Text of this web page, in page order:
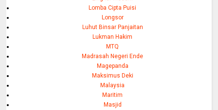
Lomba Cipta Puisi
Longsor
Luhut Binsar Panjaitan
Lukman Hakim
MTQ
Madrasah Negeri Ende
Magepanda
Maksimus Deki
Malaysia
Maritim
Masjid